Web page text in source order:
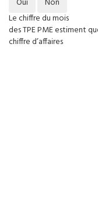
Le chiffre du mois
des TPE PME estiment
chiffre d’affaires